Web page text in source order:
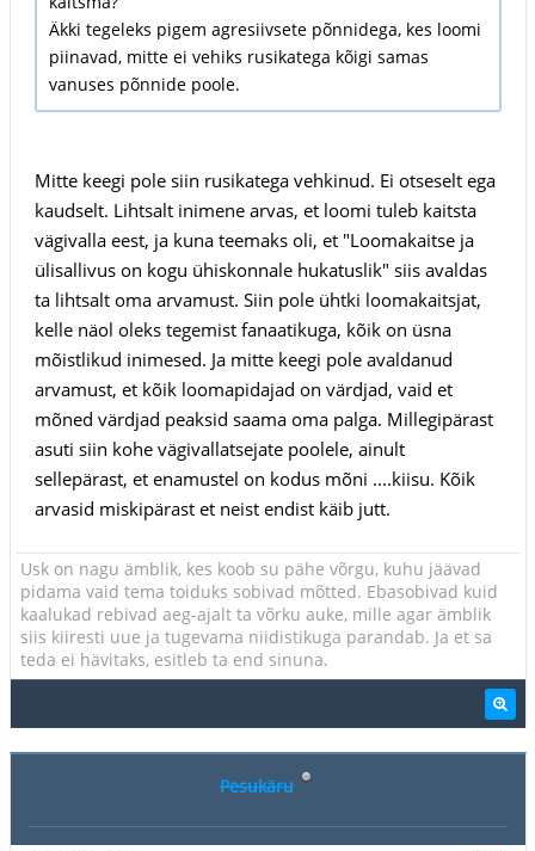
Äkki tegeleks pigem agresiivsete põnnidega, kes loomi
piinavad, mitte ei vehiks rusikatega kõigi samas
vanuses põnnide poole.
Mitte keegi pole siin rusikatega vehkinud. Ei otseselt ega
kaudselt. Lihtsalt inimene arvas, et loomi tuleb kaitsta
vägivalla eest, ja kuna teemaks oli, et "Loomakaitse ja
ülisallivus on kogu ühiskonnale hukatuslik" siis avaldas
ta lihtsalt oma arvamust. Siin pole ühtki loomakaitsjat,
kelle näol oleks tegemist fanaatikuga, kõik on üsna
mõistlikud inimesed. Ja mitte keegi pole avaldanud
arvamust, et kõik loomapidajad on värdjad, vaid et
mõned värdjad peaksid saama oma palga. Millegipärast
asuti siin kohe vägivallatsejate poolele, ainult
sellepärast, et enamustel on kodus mõni ....kiisu. Kõik
arvasid miskipärast et neist endist käib jutt.
Usk on nagu ämblik, kes koob su pähe võrgu, kuhu jäävad
pidama vaid tema toiduks sobivad mõtted. Ebasobivad kuid
kaalukad rebivad aeg-ajalt ta võrku auke, mille agar ämblik
siis kiiresti uue ja tugevama niidistikuga parandab. Ja et sa
teda ei hävitaks, esitleb ta end sinuna.
Pesukäru